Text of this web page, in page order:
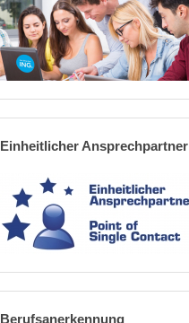
Einheitlicher Ansprechpartner
Berufsanerkennung